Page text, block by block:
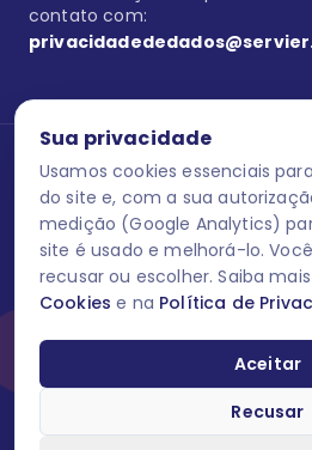
Sua privacidade
Usamos cookies essenciais
do site e, com a sua
medição (Google Analytics)
site é usado e melhorá-lo.
recusar ou escolher. Saiba
Cookies e na Política de
Aceitar
Recusar
contato com:
Se estiver no programa semprecuidando,
reação adversa com os produtos
informações para o público leigo e
do Brasil habilitados a prescrever
202606-00013 / Agosto 2026.
O laboratório Servier do Brasil respeita
dados pessoais você pode fazê-lo a
em contato através do site
fale conosco.